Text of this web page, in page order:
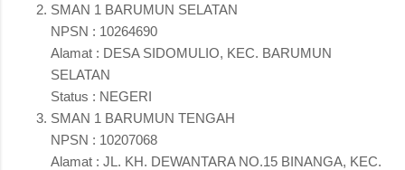
SMAN 1 BARUMUN SELATAN
NPSN : 10264690
Alamat : DESA SIDOMULIO, KEC. BARUMUN
SELATAN
Status : NEGERI
SMAN 1 BARUMUN TENGAH
NPSN : 10207068
Alamat : JL. KH. DEWANTARA NO.15 BINANGA, KEC.